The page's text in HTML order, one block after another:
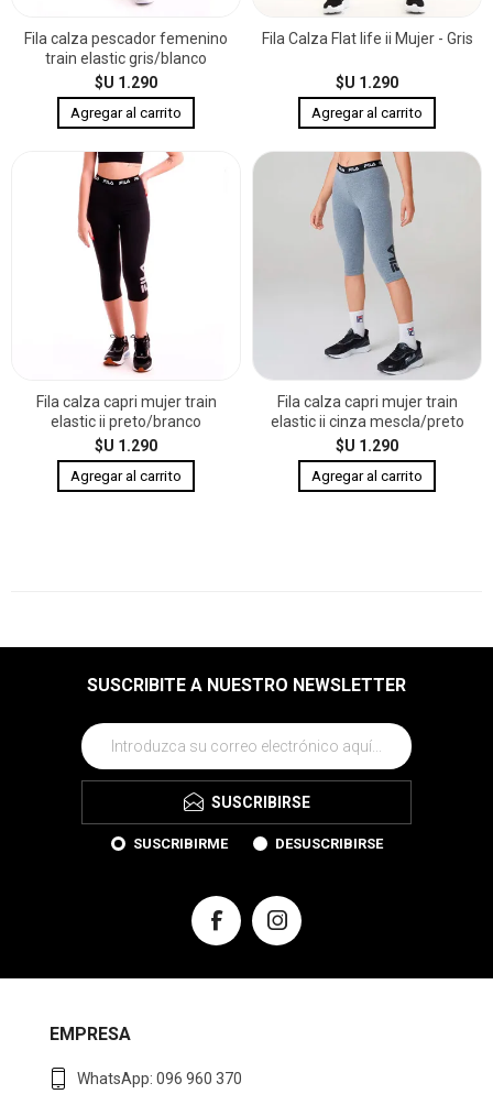
Fila calza pescador femenino
train elastic gris/blanco
$U 1.290
Fila Calza Flat life ii Mujer - Gris
$U 1.290
Fila calza capri mujer train
elastic ii preto/branco
$U 1.290
Fila calza capri mujer train
elastic ii cinza mescla/preto
$U 1.290
SUSCRIBITE A NUESTRO NEWSLETTER
SUSCRIBIRSE
SUSCRIBIRME DESUSCRIBIRSE
EMPRESA
WhatsApp: 096 960 370